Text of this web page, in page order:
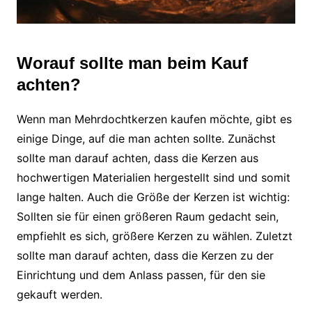
Worauf sollte man beim Kauf
achten?
Wenn man Mehrdochtkerzen kaufen möchte, gibt es
einige Dinge, auf die man achten sollte. Zunächst
sollte man darauf achten, dass die Kerzen aus
hochwertigen Materialien hergestellt sind und somit
lange halten. Auch die Größe der Kerzen ist wichtig:
Sollten sie für einen größeren Raum gedacht sein,
empfiehlt es sich, größere Kerzen zu wählen. Zuletzt
sollte man darauf achten, dass die Kerzen zu der
Einrichtung und dem Anlass passen, für den sie
gekauft werden.